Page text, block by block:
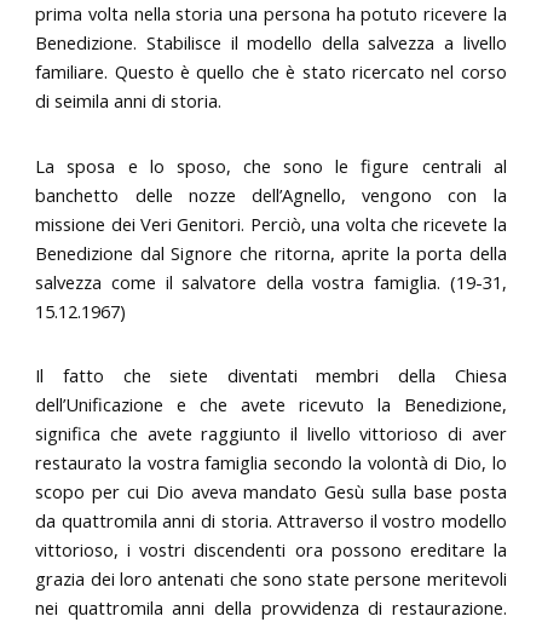
prima volta nella storia una persona ha potuto ricevere la
Benedizione. Stabilisce il modello della salvezza a livello
familiare. Questo è quello che è stato ricercato nel corso
di seimila anni di storia.
La sposa e lo sposo, che sono le figure centrali al
banchetto delle nozze dell’Agnello, vengono con la
missione dei Veri Genitori. Perciò, una volta che ricevete la
Benedizione dal Signore che ritorna, aprite la porta della
salvezza come il salvatore della vostra famiglia. (19-31,
15.12.1967)
Il fatto che siete diventati membri della Chiesa
dell’Unificazione e che avete ricevuto la Benedizione,
significa che avete raggiunto il livello vittorioso di aver
restaurato la vostra famiglia secondo la volontà di Dio, lo
scopo per cui Dio aveva mandato Gesù sulla base posta
da quattromila anni di storia. Attraverso il vostro modello
vittorioso, i vostri discendenti ora possono ereditare la
grazia dei loro antenati che sono state persone meritevoli
nei quattromila anni della provvidenza di restaurazione.